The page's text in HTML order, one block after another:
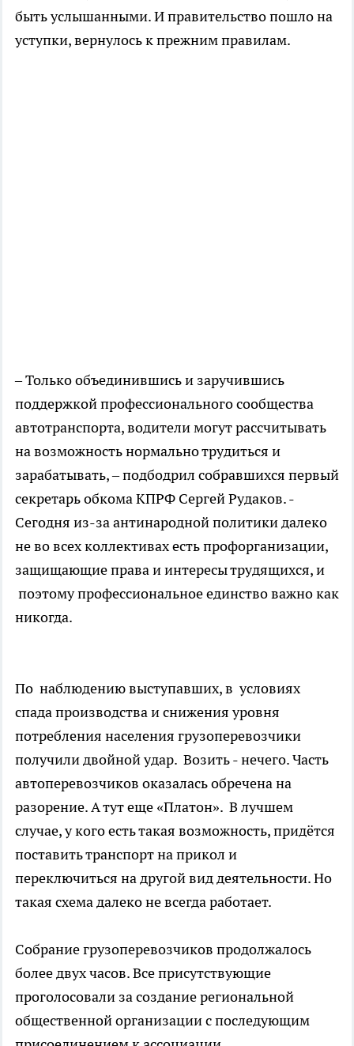
быть услышанными. И правительство пошло на
уступки, вернулось к прежним правилам.
– Только объединившись и заручившись
поддержкой профессионального сообщества
автотранспорта, водители могут рассчитывать
на возможность нормально трудиться и
зарабатывать, – подбодрил собравшихся первый
секретарь обкома КПРФ Сергей Рудаков. -
Сегодня из-за антинародной политики далеко
не во всех коллективах есть профорганизации,
защищающие права и интересы трудящихся, и
поэтому профессиональное единство важно как
никогда.
По наблюдению выступавших, в условиях
спада производства и снижения уровня
потребления населения грузоперевозчики
получили двойной удар. Возить - нечего. Часть
автоперевозчиков оказалась обречена на
разорение. А тут еще «Платон». В лучшем
случае, у кого есть такая возможность, придётся
поставить транспорт на прикол и
переключиться на другой вид деятельности. Но
такая схема далеко не всегда работает.
Собрание грузоперевозчиков продолжалось
более двух часов. Все присутствующие
проголосовали за создание региональной
общественной организации с последующим